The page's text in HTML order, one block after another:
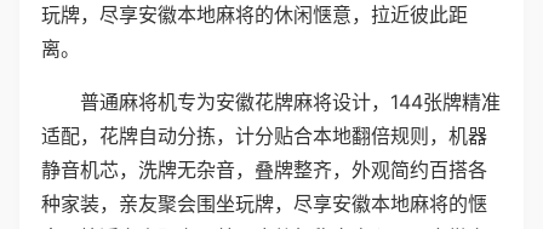
玩牌，尽享安徽本地麻将的休闲惬意，拉近彼此距
离。
普通麻将机专为安徽花牌麻将设计，144张牌精准
适配，花牌自动分拣，计分贴合本地翻倍规则，机器
静音机芯，洗牌无杂音，叠牌整齐，外观简约百搭各
种家装，亲友聚会围坐玩牌，尽享安徽本地麻将的惬